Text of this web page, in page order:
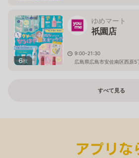
6枚
ゆめマート
祇園店
9:00-21:30
広島県広島市安佐南区西原
すべて見る